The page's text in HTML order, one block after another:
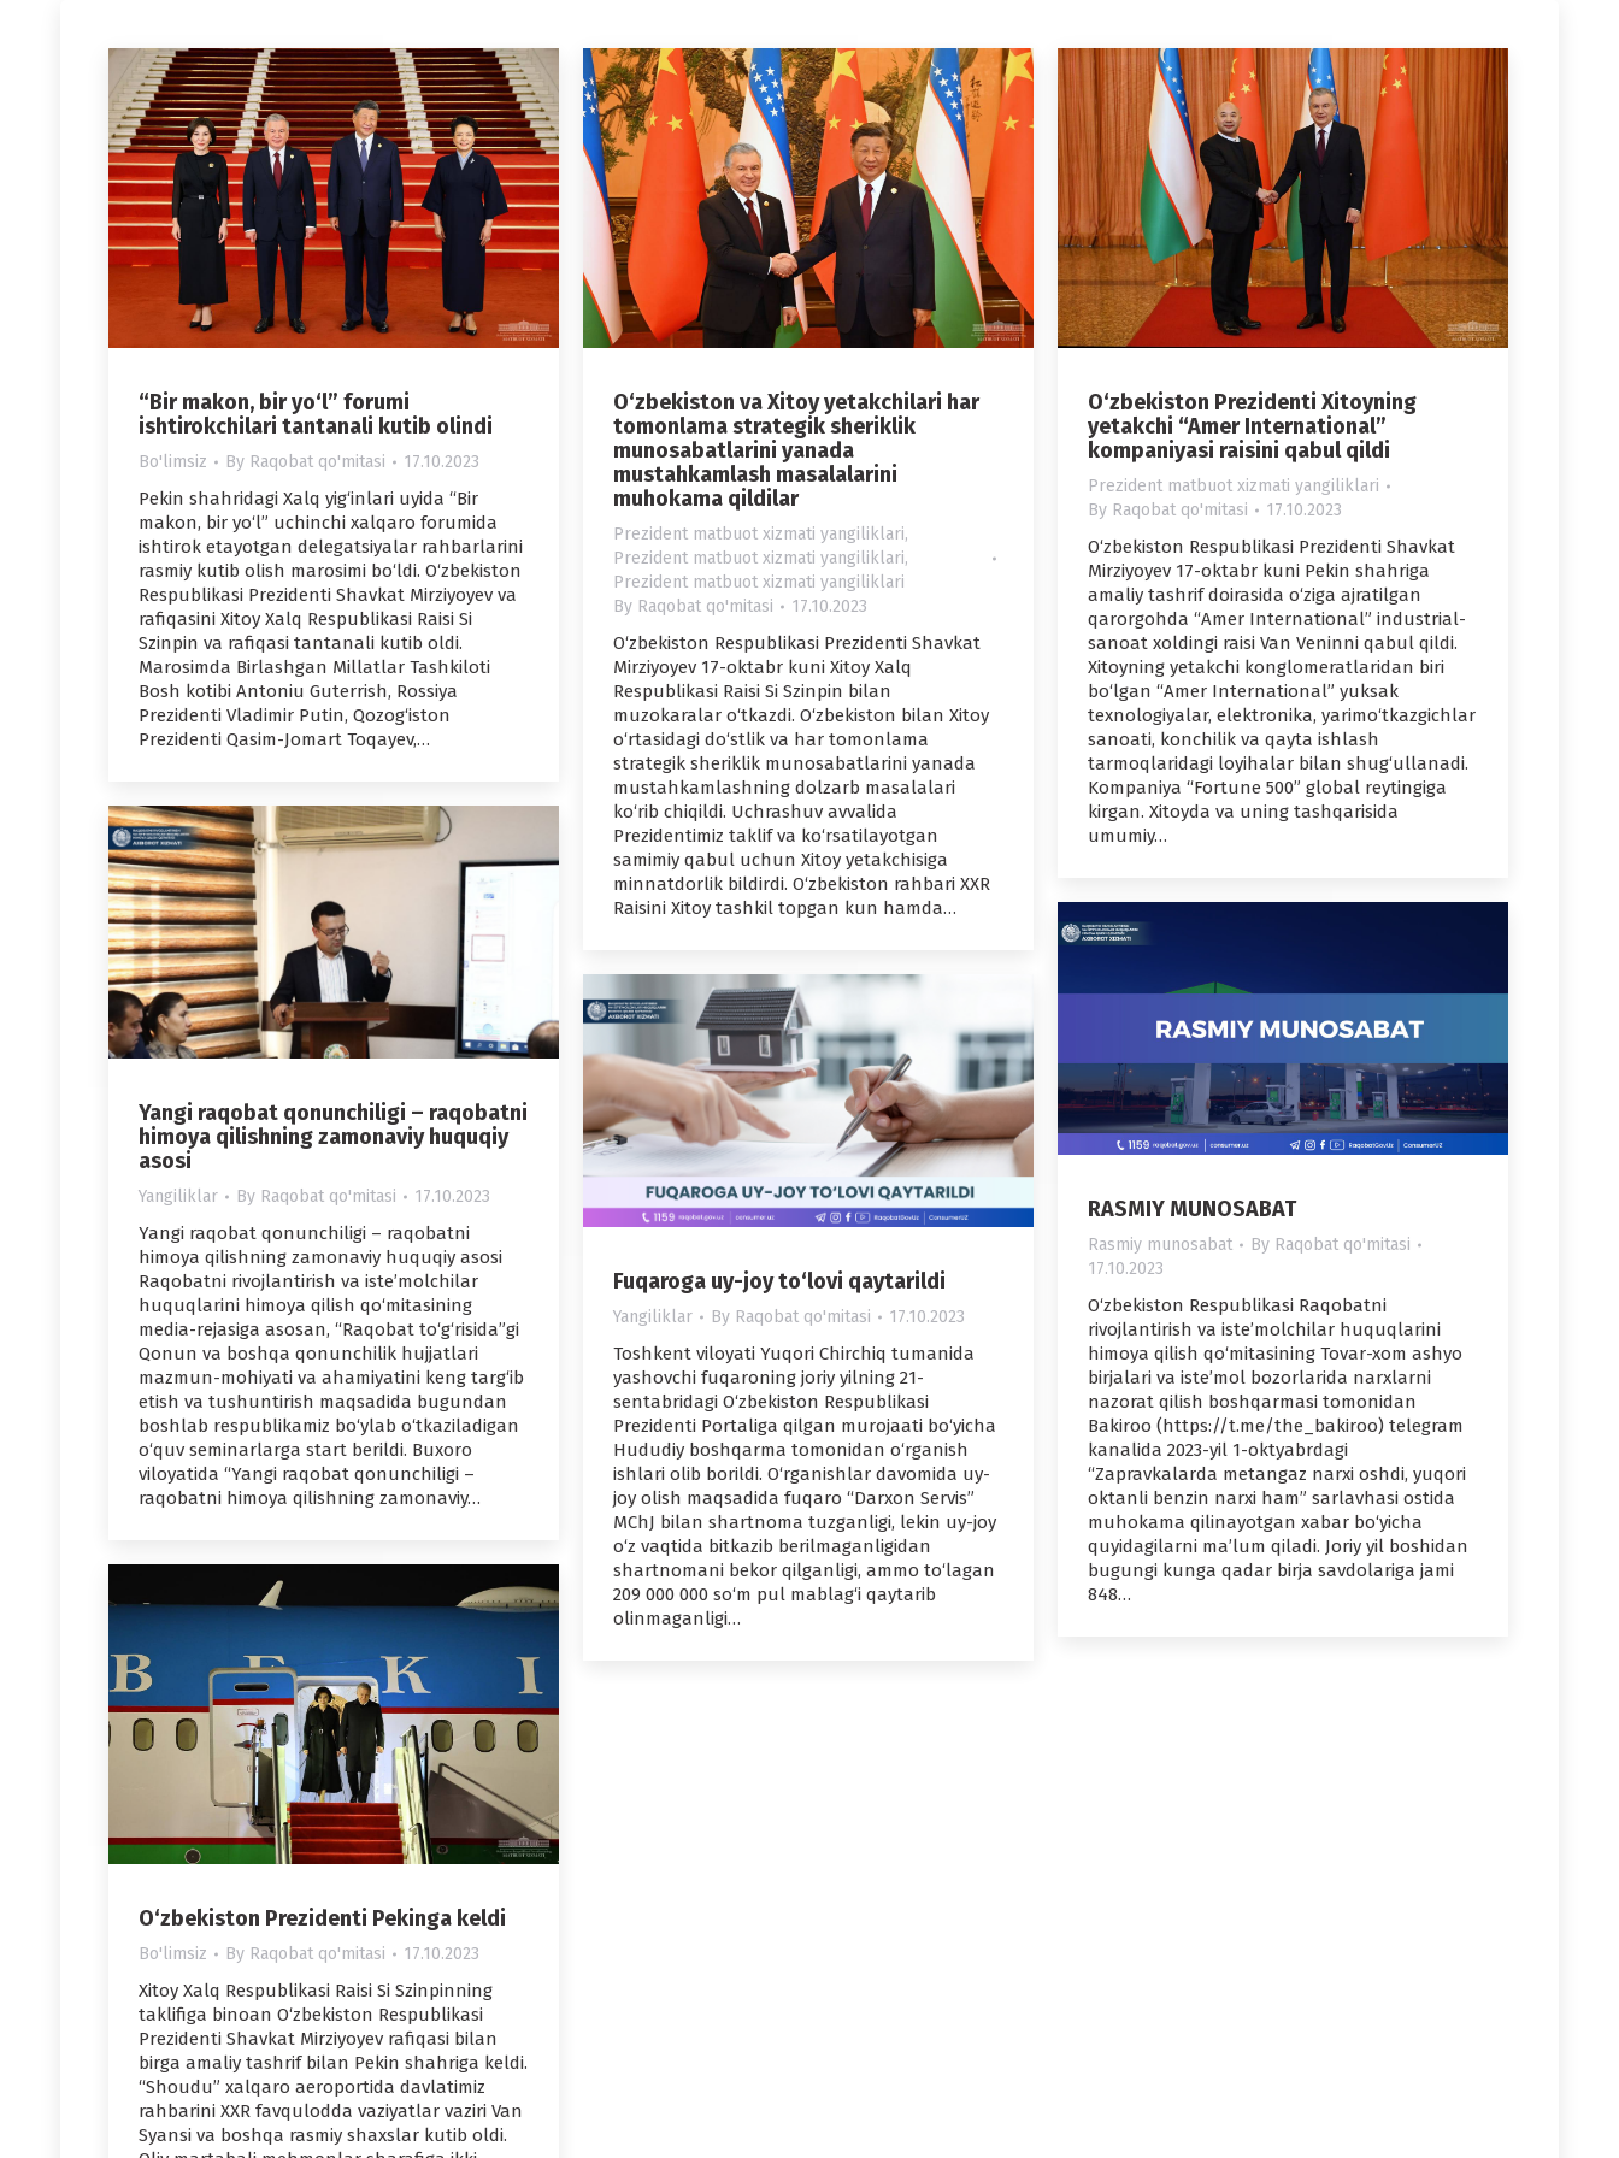
“Bir makon, bir yo‘l” forumi
ishtirokchilari tantanali kutib olindi
Bo'limsiz By Raqobat qo'mitasi 17.10.2023
Pekin shahridagi Xalq yig‘inlari uyida “Bir
makon, bir yo‘l” uchinchi xalqaro forumida
ishtirok etayotgan delegatsiyalar rahbarlarini
rasmiy kutib olish marosimi bo‘ldi. O‘zbekiston
Respublikasi Prezidenti Shavkat Mirziyoyev va
rafiqasini Xitoy Xalq Respublikasi Raisi Si
Szinpin va rafiqasi tantanali kutib oldi.
Marosimda Birlashgan Millatlar Tashkiloti
Bosh kotibi Antoniu Guterrish, Rossiya
Prezidenti Vladimir Putin, Qozog‘iston
Prezidenti Qasim-Jomart Toqayev,…
O‘zbekiston va Xitoy yetakchilari har
tomonlama strategik sheriklik
munosabatlarini yanada
mustahkamlash masalalarini
muhokama qildilar
Prezident matbuot xizmati yangiliklari,
Prezident matbuot xizmati yangiliklari,
Prezident matbuot xizmati yangiliklari
By Raqobat qo'mitasi 17.10.2023
O‘zbekiston Respublikasi Prezidenti Shavkat
Mirziyoyev 17-oktabr kuni Xitoy Xalq
Respublikasi Raisi Si Szinpin bilan
muzokaralar o‘tkazdi. O‘zbekiston bilan Xitoy
o‘rtasidagi do‘stlik va har tomonlama
strategik sheriklik munosabatlarini yanada
mustahkamlashning dolzarb masalalari
ko‘rib chiqildi. Uchrashuv avvalida
Prezidentimiz taklif va ko‘rsatilayotgan
samimiy qabul uchun Xitoy yetakchisiga
minnatdorlik bildirdi. O‘zbekiston rahbari XXR
Raisini Xitoy tashkil topgan kun hamda…
O‘zbekiston Prezidenti Xitoyning
yetakchi “Amer International”
kompaniyasi raisini qabul qildi
Prezident matbuot xizmati yangiliklari
By Raqobat qo'mitasi 17.10.2023
O‘zbekiston Respublikasi Prezidenti Shavkat
Mirziyoyev 17-oktabr kuni Pekin shahriga
amaliy tashrif doirasida o‘ziga ajratilgan
qarorgohda “Amer International” industrial-
sanoat xoldingi raisi Van Veninni qabul qildi.
Xitoyning yetakchi konglomeratlaridan biri
bo‘lgan “Amer International” yuksak
texnologiyalar, elektronika, yarimo‘tkazgichlar
sanoati, konchilik va qayta ishlash
tarmoqlaridagi loyihalar bilan shug‘ullanadi.
Kompaniya “Fortune 500” global reytingiga
kirgan. Xitoyda va uning tashqarisida
umumiy…
Yangi raqobat qonunchiligi – raqobatni
himoya qilishning zamonaviy huquqiy
asosi
Yangiliklar By Raqobat qo'mitasi 17.10.2023
Yangi raqobat qonunchiligi – raqobatni
himoya qilishning zamonaviy huquqiy asosi
Raqobatni rivojlantirish va iste’molchilar
huquqlarini himoya qilish qo‘mitasining
media-rejasiga asosan, “Raqobat to‘g‘risida”gi
Qonun va boshqa qonunchilik hujjatlari
mazmun-mohiyati va ahamiyatini keng targ‘ib
etish va tushuntirish maqsadida bugundan
boshlab respublikamiz bo‘ylab o‘tkaziladigan
o‘quv seminarlarga start berildi. Buxoro
viloyatida “Yangi raqobat qonunchiligi –
raqobatni himoya qilishning zamonaviy…
RASMIY MUNOSABAT
Rasmiy munosabat By Raqobat qo'mitasi
17.10.2023
O‘zbekiston Respublikasi Raqobatni
rivojlantirish va iste’molchilar huquqlarini
himoya qilish qo‘mitasining Tovar-xom ashyo
birjalari va iste’mol bozorlarida narxlarni
nazorat qilish boshqarmasi tomonidan
Bakiroo (https://t.me/the_bakiroo) telegram
kanalida 2023-yil 1-oktyabrdagi
“Zapravkalarda metangaz narxi oshdi, yuqori
oktanli benzin narxi ham” sarlavhasi ostida
muhokama qilinayotgan xabar bo‘yicha
quyidagilarni ma’lum qiladi. Joriy yil boshidan
bugungi kunga qadar birja savdolariga jami
848…
Fuqaroga uy-joy to‘lovi qaytarildi
Yangiliklar By Raqobat qo'mitasi 17.10.2023
Toshkent viloyati Yuqori Chirchiq tumanida
yashovchi fuqaroning joriy yilning 21-
sentabridagi O‘zbekiston Respublikasi
Prezidenti Portaliga qilgan murojaati bo‘yicha
Hududiy boshqarma tomonidan o‘rganish
ishlari olib borildi. O‘rganishlar davomida uy-
joy olish maqsadida fuqaro “Darxon Servis”
MChJ bilan shartnoma tuzganligi, lekin uy-joy
o‘z vaqtida bitkazib berilmaganligidan
shartnomani bekor qilganligi, ammo to‘lagan
209 000 000 so‘m pul mablag‘i qaytarib
olinmaganligi…
O‘zbekiston Prezidenti Pekinga keldi
Bo'limsiz By Raqobat qo'mitasi 17.10.2023
Xitoy Xalq Respublikasi Raisi Si Szinpinning
taklifiga binoan O‘zbekiston Respublikasi
Prezidenti Shavkat Mirziyoyev rafiqasi bilan
birga amaliy tashrif bilan Pekin shahriga keldi.
“Shoudu” xalqaro aeroportida davlatimiz
rahbarini XXR favqulodda vaziyatlar vaziri Van
Syansi va boshqa rasmiy shaxslar kutib oldi.